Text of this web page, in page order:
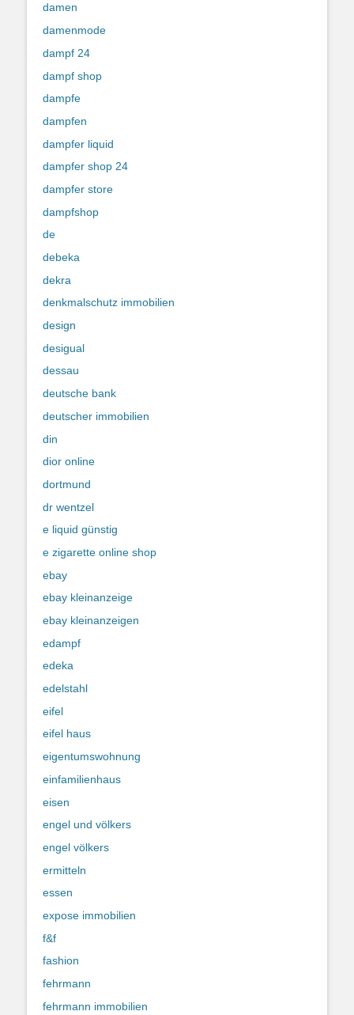
damen
damenmode
dampf 24
dampf shop
dampfe
dampfen
dampfer liquid
dampfer shop 24
dampfer store
dampfshop
de
debeka
dekra
denkmalschutz immobilien
design
desigual
dessau
deutsche bank
deutscher immobilien
din
dior online
dortmund
dr wentzel
e liquid günstig
e zigarette online shop
ebay
ebay kleinanzeige
ebay kleinanzeigen
edampf
edeka
edelstahl
eifel
eifel haus
eigentumswohnung
einfamilienhaus
eisen
engel und völkers
engel völkers
ermitteln
essen
expose immobilien
f&f
fashion
fehrmann
fehrmann immobilien